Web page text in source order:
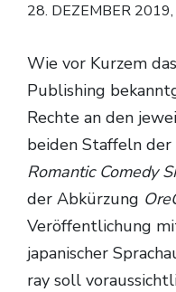
28. DEZEMBER 2019,
Wie vor Kurzem das Anime-Label AniMoon
Publishing
Rechte an den
beiden Staffeln
Romantic Comedy
der Abkürzung
Veröffentlichung
japanischer
ray soll